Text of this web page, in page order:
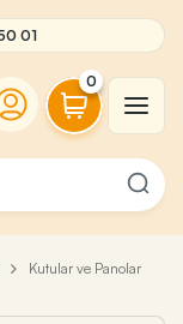
01
0
Kutular ve Panolar